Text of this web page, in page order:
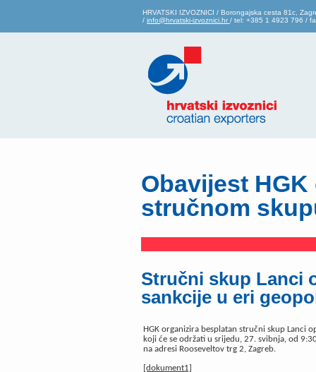
HRVATSKI IZVOZNICI / Borongajska cesta 81c,
/ info@hrvatski-izvoznici.hr / tel: +385 1 4923 796 /
Obavijest
stručnom
Stručni skup Lanci
sankcije u eri
HGK organizira besplatan stručni skup Lanci
koji će se održati u srijedu, 27. svibnja, od
na adresi Rooseveltov trg 2, Zagreb.
[dokument1]